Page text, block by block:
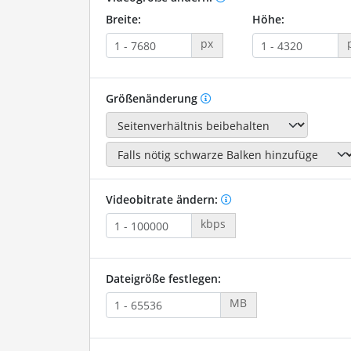
Breite:
px
Höhe:
Größenänderung
Videobitrate ändern:
kbps
Dateigröße festlegen:
MB